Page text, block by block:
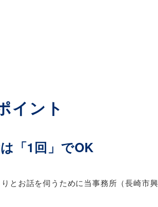
イント
「1回」でOK
とお話を伺うために当事務所（長崎市